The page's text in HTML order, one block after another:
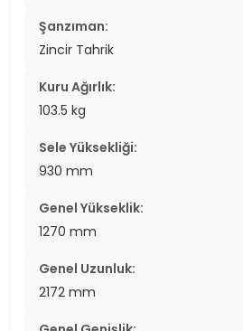
Şanzıman:
Zincir Tahrik
Kuru Ağırlık:
103.5 kg
Sele Yüksekliği:
930 mm
Genel Yükseklik:
1270 mm
Genel Uzunluk:
2172 mm